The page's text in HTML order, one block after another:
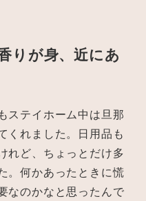
りが身、近にあ
ステイホーム中は旦那
くれました。日用品も
れど、ちょっとだけ多
。何かあったときに慌
なのかなと思ったんで